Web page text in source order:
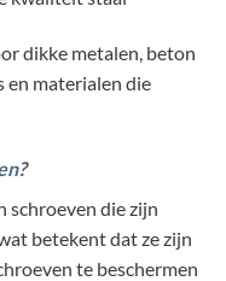
dikke metalen, beton
en materialen die
?
schroeven die zijn
betekent dat ze zijn
te beschermen